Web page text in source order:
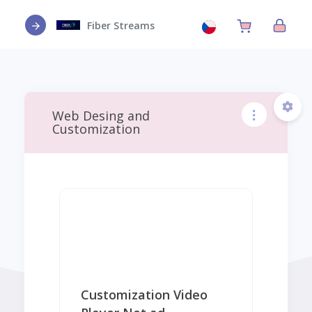
Fiber Streams
Web Desing and
Customization
Customization Video